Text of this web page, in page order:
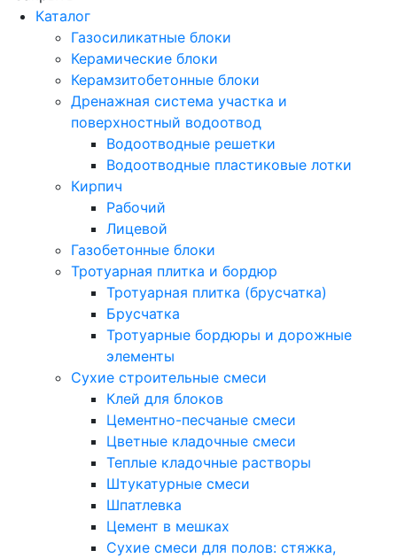
Каталог
Газосиликатные блоки
Керамические блоки
Керамзитобетонные блоки
Дренажная система участка и
поверхностный водоотвод
Водоотводные решетки
Водоотводные пластиковые лотки
Кирпич
Рабочий
Лицевой
Газобетонные блоки
Тротуарная плитка и бордюр
Тротуарная плитка (брусчатка)
Брусчатка
Тротуарные бордюры и дорожные
элементы
Сухие строительные смеси
Клей для блоков
Цементно-песчаные смеси
Цветные кладочные смеси
Теплые кладочные растворы
Штукатурные смеси
Шпатлевка
Цемент в мешках
Сухие смеси для полов: стяжка,